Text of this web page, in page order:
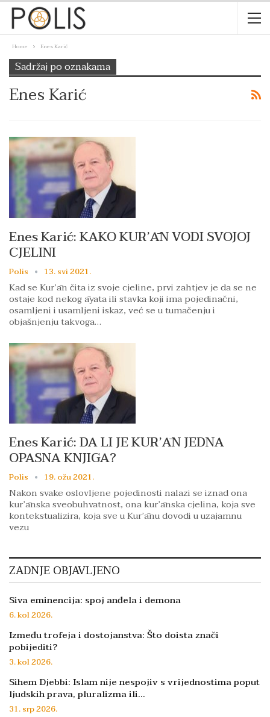
Home Enes Karić
Sadržaj po oznakama
Enes Karić
Enes Karić: KAKO KURʼĀN VODI SVOJOJ
CJELINI
Polis 13. svi 2021.
Kad se Kurʼān čita iz svoje cjeline, prvi zahtjev je da se ne
ostaje kod nekog āyata ili stavka koji ima pojedinačni,
osamljeni i usamljeni iskaz, već se u tumačenju i
objašnjenju takvoga…
Enes Karić: DA LI JE KURʼĀN JEDNA
OPASNA KNJIGA?
Polis 19. ožu 2021.
Nakon svake oslovljene pojedinosti nalazi se iznad ona
kurʼānska sveobuhvatnost, ona kurʼānska cjelina, koja sve
kontekstualizira, koja sve u Kurʼānu dovodi u uzajamnu
vezu
ZADNJE OBJAVLJENO
Siva eminencija: spoj anđela i demona
6. kol 2026.
Između trofeja i dostojanstva: Što doista znači
pobijediti?
3. kol 2026.
Sihem Djebbi: Islam nije nespojiv s vrijednostima poput
ljudskih prava, pluralizma ili…
31. srp 2026.